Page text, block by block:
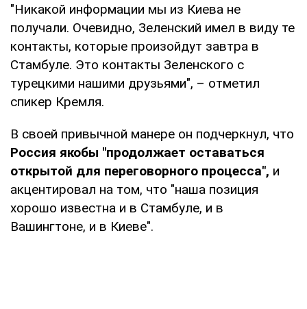
"Никакой информации мы из Киева не
получали. Очевидно, Зеленский имел в виду те
контакты, которые произойдут завтра в
Стамбуле. Это контакты Зеленского с
турецкими нашими друзьями", – отметил
спикер Кремля.
В своей привычной манере он подчеркнул, что
Россия якобы "продолжает оставаться
открытой для переговорного процесса", и
акцентировал на том, что "наша позиция
хорошо известна и в Стамбуле, и в
Вашингтоне, и в Киеве".